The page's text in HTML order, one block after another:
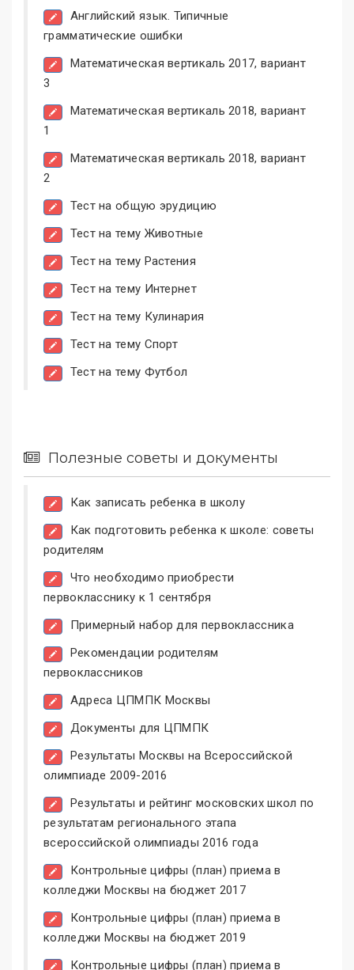
Английский язык. Типичные
грамматические ошибки
Математическая вертикаль 2017, вариант
3
Математическая вертикаль 2018, вариант
1
Математическая вертикаль 2018, вариант
2
Тест на общую эрудицию
Тест на тему Животные
Тест на тему Растения
Тест на тему Интернет
Тест на тему Кулинария
Тест на тему Спорт
Тест на тему Футбол
Полезные советы и документы
Как записать ребенка в школу
Как подготовить ребенка к школе: советы
родителям
Что необходимо приобрести
первокласснику к 1 сентября
Примерный набор для первоклассника
Рекомендации родителям
первоклассников
Адреса ЦПМПК Москвы
Документы для ЦПМПК
Результаты Москвы на Всероссийской
олимпиаде 2009-2016
Результаты и рейтинг московских школ по
результатам регионального этапа
всероссийской олимпиады 2016 года
Контрольные цифры (план) приема в
колледжи Москвы на бюджет 2017
Контрольные цифры (план) приема в
колледжи Москвы на бюджет 2019
Контрольные цифры (план) приема в